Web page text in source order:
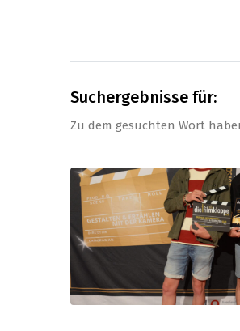
Suchergebnisse für:
Zu dem gesuchten Wort